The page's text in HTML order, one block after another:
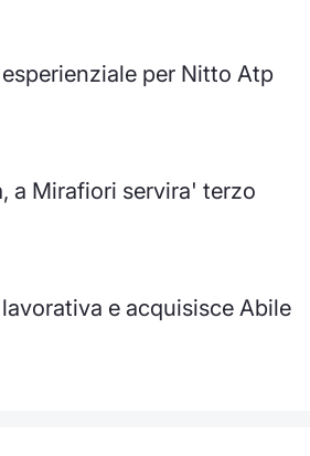
per Nitto Atp
a Mirafiori servira' terzo
e acquisisce Abile